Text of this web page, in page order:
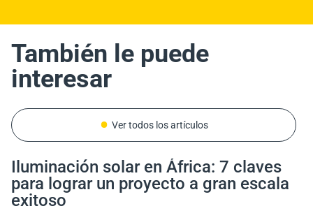
También le puede
interesar
Ver todos los artículos
Iluminación solar en África: 7 claves
para lograr un proyecto a gran escala
exitoso
Marines, Espagne
Iluminar una rotonda aislada con
Costa Rica
Iluminación solar del Puente de la
Italie
Italia: Asegurar una nueva carretera